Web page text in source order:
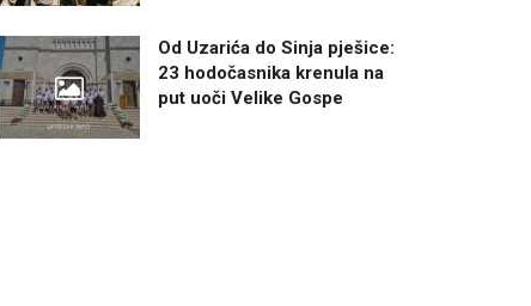
Od Uzarića do Sinja pješice:
23 hodočasnika krenula na
put uoči Velike Gospe